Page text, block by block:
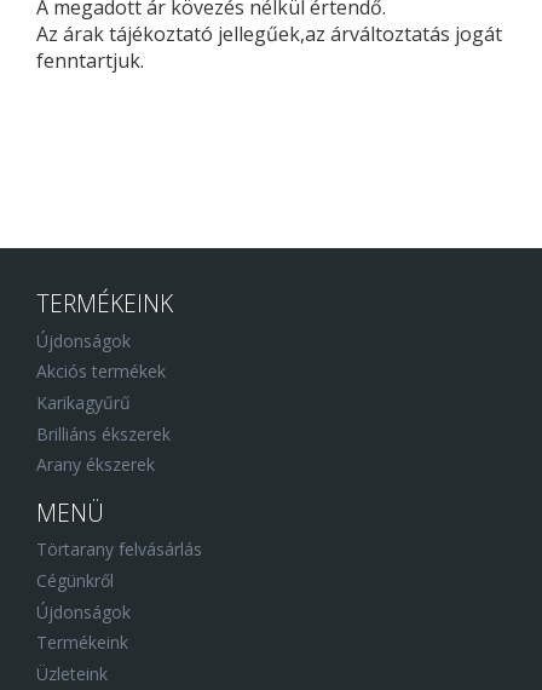
A megadott ár kövezés nélkül értendő.
Az árak tájékoztató jellegűek,az árváltoztatás jogát
fenntartjuk.
TERMÉKEINK
Újdonságok
Akciós termékek
Karikagyűrű
Brilliáns ékszerek
Arany ékszerek
MENÜ
Törtarany felvásárlás
Cégünkről
Újdonságok
Termékeink
Üzleteink